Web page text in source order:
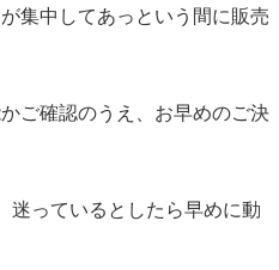
集中してあっという間に販売
ご確認のうえ、お早めのご決
迷っているとしたら早めに動